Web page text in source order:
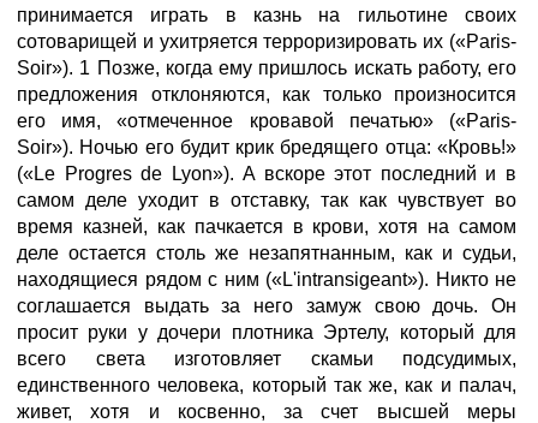
принимается играть в казнь на гильотине своих
сотоварищей и ухитряется терроризировать их («Paris-
Soir»). 1 Позже, когда ему пришлось искать работу, его
предложения отклоняются, как только произносится
его имя, «отмеченное кровавой печатью» («Paris-
Soir»). Ночью его будит крик бредящего отца: «Кровь!»
(«Le Progres de Lyon»). A вскоре этот последний и в
самом деле уходит в отставку, так как чувствует во
время казней, как пачкается в крови, хотя на самом
деле остается столь же незапятнанным, как и судьи,
находящиеся рядом с ним («L'intransigeant»). Никто не
соглашается выдать за него замуж свою дочь. Он
просит руки у дочери плотника Эртелу, который для
всего света изготовляет скамьи подсудимых,
единственного человека, который так же, как и палач,
живет, хотя и косвенно, за счет высшей меры